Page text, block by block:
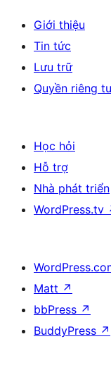
Giới thiệu
Tin tức
Lưu trữ
Quyền riêng
Học hỏi
Hỗ trợ
Nhà phát triển
WordPress.tv
Matt ↗
bbPress ↗
BuddyPress ↗